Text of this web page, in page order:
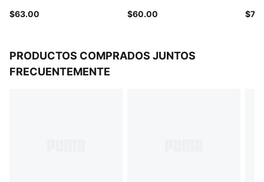
$63.00 $60.00
PRODUCTOS COMPRADOS JUNTOS
FRECUENTEMENTE